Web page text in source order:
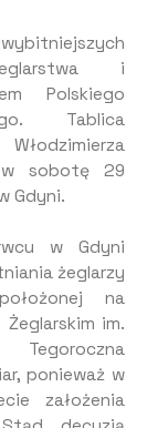
i
Polskiego
Tablica
w sobotę 29
Gdyni.
w Gdyni
żeglarzy
na
im.
Tegoroczna
ponieważ w
założenia